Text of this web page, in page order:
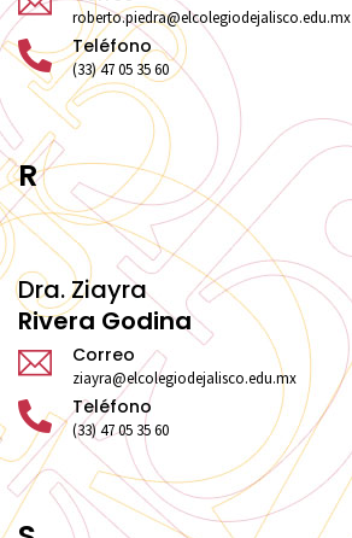
roberto.piedra@elcolegiodejalisco.edu.mx
Teléfono
(33) 47 05 35 60
R
Dra. Ziayra
Rivera Godina
Correo
ziayra@elcolegiodejalisco.edu.mx
Teléfono
(33) 47 05 35 60